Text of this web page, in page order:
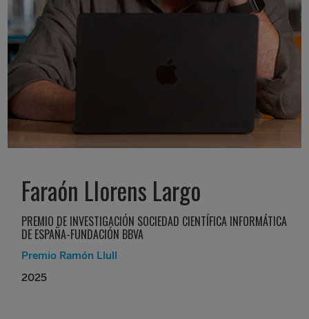
Faraón Llorens Largo
PREMIO DE INVESTIGACIÓN SOCIEDAD CIENTÍFICA INFORMÁTICA
DE ESPAÑA-FUNDACIÓN BBVA
Premio Ramón Llull
2025